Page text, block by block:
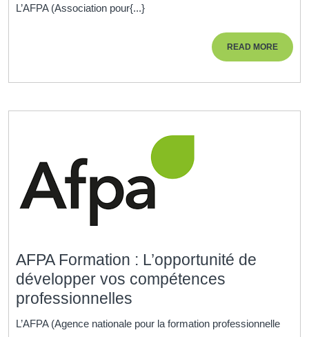
à
L’AFPA (Association pour{...}
READ MOREREAD
MORE
AFPA Formation : L’opportunité de
développer vos compétences
professionnelles
Formation
L’AFPA (Agence nationale pour la formation professionnelle